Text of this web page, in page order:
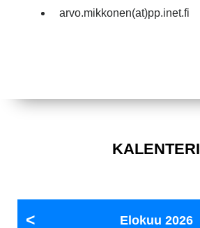
arvo.mikkonen(at)pp.inet.fi
KALENTERI
Elokuu 2026